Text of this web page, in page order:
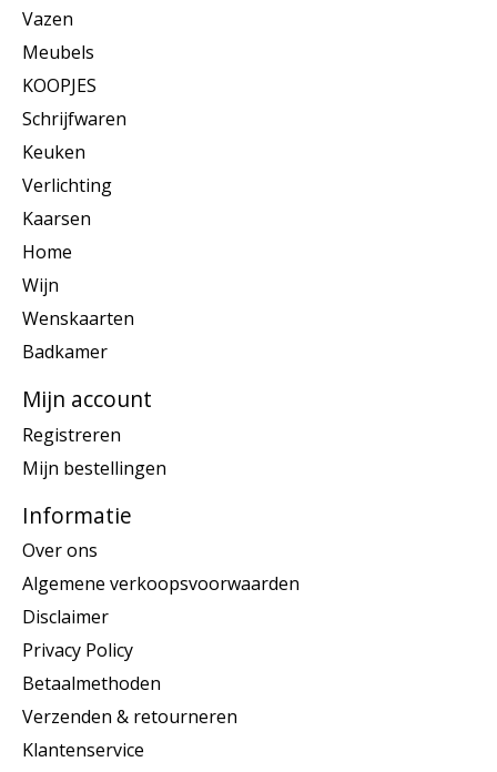
Vazen
Meubels
KOOPJES
Schrijfwaren
Keuken
Verlichting
Kaarsen
Home
Wijn
Wenskaarten
Badkamer
Mijn account
Registreren
Mijn bestellingen
Informatie
Over ons
Algemene verkoopsvoorwaarden
Disclaimer
Privacy Policy
Betaalmethoden
Verzenden & retourneren
Klantenservice